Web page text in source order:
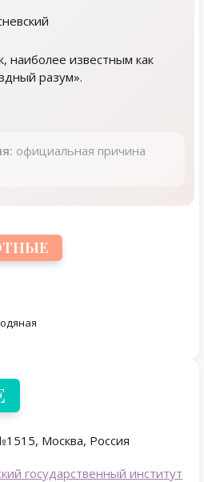
наиболее известным как
разум».
официальная причина
Москва, Россия
государственный институт